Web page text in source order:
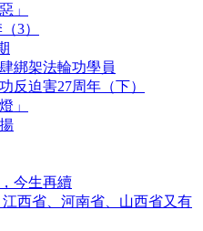
」
3）
綁架法輪功學員
反迫害27周年（下）
」
今生再續
西省、河南省、山西省又有